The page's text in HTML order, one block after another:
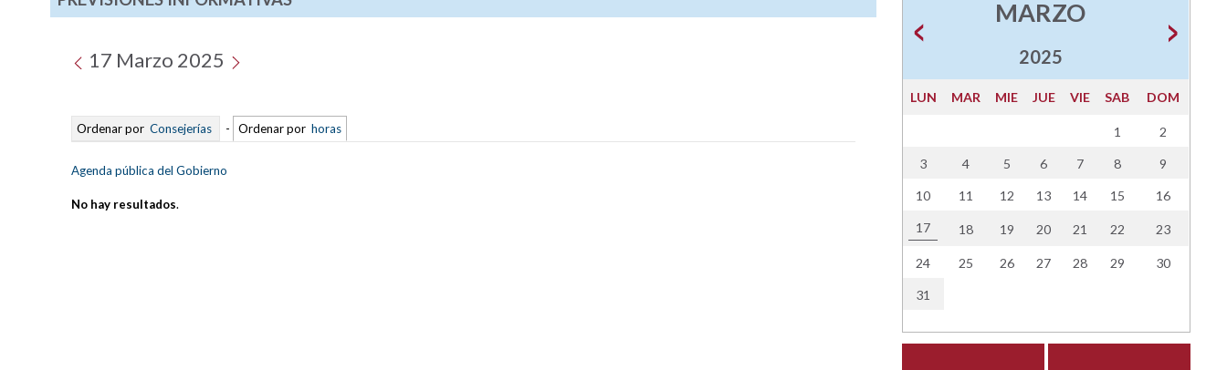
17 Marzo 2025
Ordenar por Consejerías - Ordenar por horas
Agenda pública del Gobierno
No hay resultados.
MARZO
2025
LUN MAR MIE JUE VIE SAB DOM
1 2
3 4 5 6 7 8 9
10 11 12 13 14 15 16
17 18 19 20 21 22 23
24 25 26 27 28 29 30
31